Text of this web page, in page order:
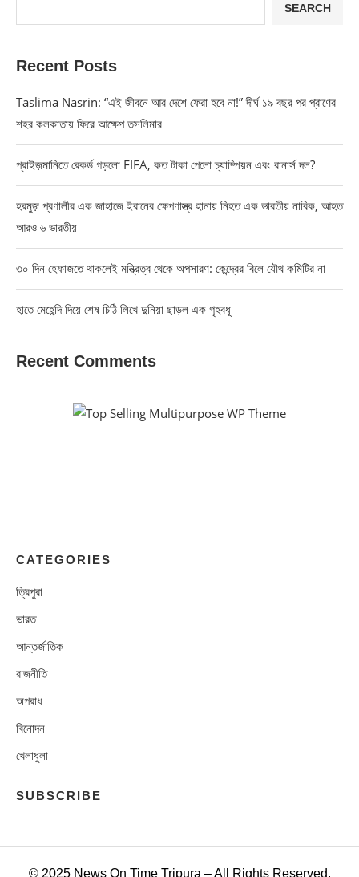
SEARCH
Recent Posts
Taslima Nasrin: “এই জীবনে আর দেশে ফেরা হবে না!” দীর্ঘ ১৯ বছর পর প্রাণের
শহর কলকাতায় ফিরে আক্ষেপ তসলিমার
প্রাইজ়মানিতে রেকর্ড গড়লো FIFA, কত টাকা পেলো চ্যাম্পিয়ন এবং রানার্স দল?
হরমুজ় প্রণালীর এক জাহাজে ইরানের ক্ষেপণাস্ত্র হানায় নিহত এক ভারতীয় নাবিক, আহত
আরও ৬ ভারতীয়
৩০ দিন হেফাজতে থাকলেই মন্ত্রিত্ব থেকে অপসারণ: কেন্দ্রের বিলে যৌথ কমিটির না
হাতে মেহেন্দি দিয়ে শেষ চিঠি লিখে দুনিয়া ছাড়ল এক গৃহবধূ
Recent Comments
CATEGORIES
ত্রিপুরা
ভারত
আন্তর্জাতিক
রাজনীতি
অপরাধ
বিনোদন
খেলাধুলা
SUBSCRIBE
© 2025 News On Time Tripura – All Rights Reserved.